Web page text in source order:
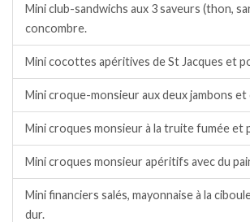
Mini club-sandwichs aux 3 saveurs (thon,
concombre.
Mini cocottes apéritives de St Jacques et
Mini croque-monsieur aux deux jambons
Mini croques monsieur à la truite fumée et
Mini croques monsieur apéritifs avec du
Mini financiers salés, mayonnaise à la
dur.